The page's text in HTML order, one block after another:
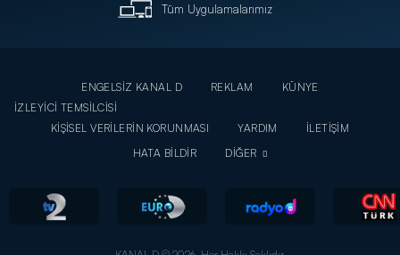
Tüm Uygulamalarımız
ENGELSİZ KANAL D REKLAM
KÜNYE
İZLEYİCİ TEMSİLCİSİ
KİŞİSEL VERİLERİN KORUNMASI
YARDIM
İLETİŞİM
HATA BİLDİR
DİĞER